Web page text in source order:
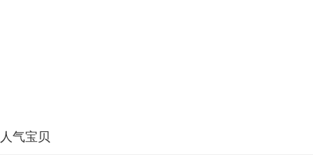
人气宝贝